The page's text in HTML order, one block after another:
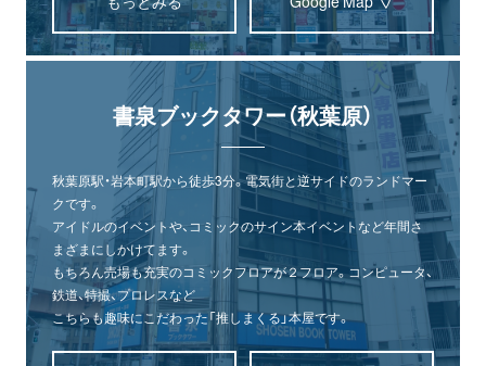
書泉ブックタワー（秋葉原）
秋葉原駅・岩本町駅から徒歩3分。電気街と逆サイドのランドマー
クです。
アイドルのイベントや、コミックのサイン本イベントなど年間さ
まざまにしかけてます。
もちろん売場も充実のコミックフロアが２フロア。コンピュータ、
鉄道、特撮、プロレスなど
こちらも趣味にこだわった「推しまくる」本屋です。